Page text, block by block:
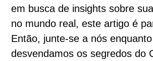
em busca de insights sobre
no mundo real, este artigo é
Então, junte-se a nós enquanto
desvendamos os segredos do